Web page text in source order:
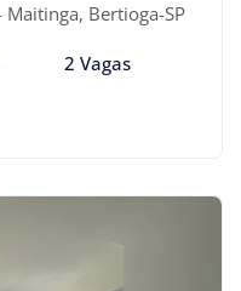
Maitinga, Bertioga-SP
2 Vagas